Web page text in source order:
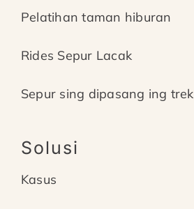
Pelatihan taman hiburan
Rides Sepur Lacak
Sepur sing dipasang ing trek
Solusi
Kasus